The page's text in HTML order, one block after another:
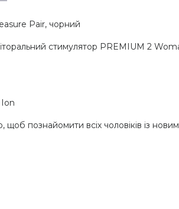
Pair, чорний
стимулятор PREMIUM 2
познайомити всіх чоловіків із